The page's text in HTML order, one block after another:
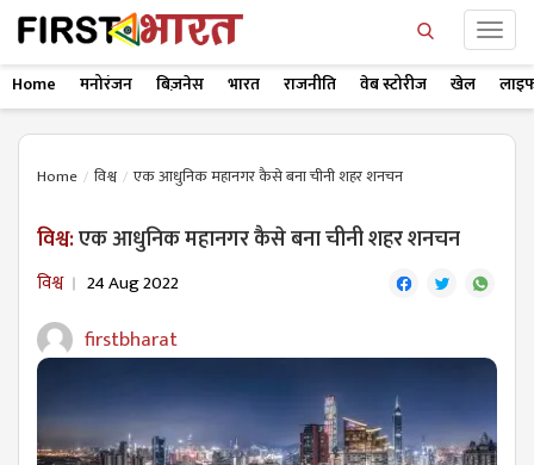
Home मनोरंजन बिज़नेस भारत राजनीति वेब स्टोरीज खेल
Home विश्व एक आधुनिक महानगर कैसे बना चीनी शहर शनचन
विश्व:एक आधुनिक महानगर कैसे बना चीनी शहर शनचन
विश्व 24 Aug 2022
firstbharat